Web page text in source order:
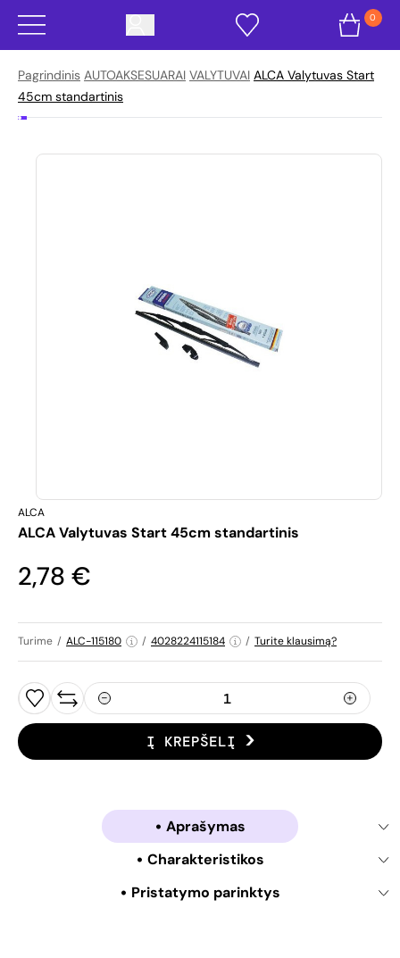
0
Pagrindinis AUTOAKSESUARAI VALYTUVAI ALCA Valytuvas Start
45cm standartinis
ALCA
ALCA Valytuvas Start 45cm standartinis
2,78 €
Turime / ALC-115180 / 4028224115184 / Turite klausimą?
Į KREPŠELĮ
Aprašymas
Charakteristikos
Pristatymo parinktys